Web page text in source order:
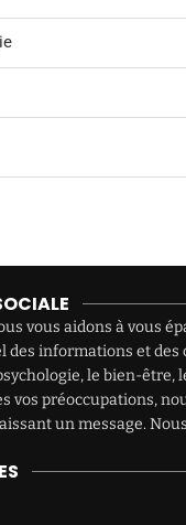
vous aidons à vous
des informations et des
le bien-être,
vos préoccupations,
un message.